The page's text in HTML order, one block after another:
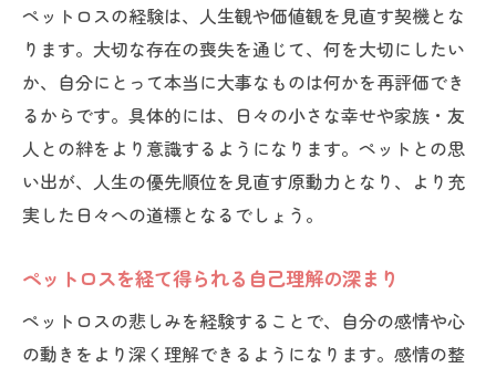
ペットロスの経験は、人生観や価値観を見直す契機とな
ります。大切な存在の喪失を通じて、何を大切にしたい
か、自分にとって本当に大事なものは何かを再評価でき
るからです。具体的には、日々の小さな幸せや家族・友
人との絆をより意識するようになります。ペットとの思
い出が、人生の優先順位を見直す原動力となり、より充
実した日々への道標となるでしょう。
ペットロスを経て得られる自己理解の深まり
ペットロスの悲しみを経験することで、自分の感情や心
の動きをより深く理解できるようになります。感情の整